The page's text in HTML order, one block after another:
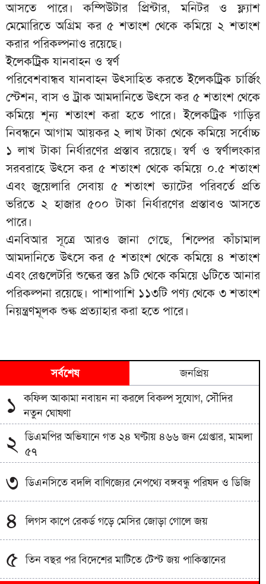
আসতে পারে। কম্পিউটার প্রিন্টার, মনিটর ও ফ্ল্যাশ
মেমোরিতে অগ্রিম কর ৫ শতাংশ থেকে কমিয়ে ২ শতাংশ
করার পরিকল্পনাও রয়েছে।
ইলেকট্রিক যানবাহন ও স্বর্ণ
পরিবেশবান্ধব যানবাহন উৎসাহিত করতে ইলেকট্রিক চার্জিং
স্টেশন, বাস ও ট্রাক আমদানিতে উৎসে কর ৫ শতাংশ থেকে
কমিয়ে শূন্য শতাংশ করা হতে পারে। ইলেকট্রিক গাড়ির
নিবন্ধনে আগাম আয়কর ২ লাখ টাকা থেকে কমিয়ে সর্বোচ্চ
১ লাখ টাকা নির্ধারণের প্রস্তাব রয়েছে। স্বর্ণ ও স্বর্ণালংকার
সরবরাহে উৎসে কর ৫ শতাংশ থেকে কমিয়ে ০.৫ শতাংশ
এবং জুয়েলারি সেবায় ৫ শতাংশ ভ্যাটের পরিবর্তে প্রতি
ভরিতে ২ হাজার ৫০০ টাকা নির্ধারণের প্রস্তাবও আসতে
পারে।
এনবিআর সূত্রে আরও জানা গেছে, শিল্পের কাঁচামাল
আমদানিতে উৎসে কর ৫ শতাংশ থেকে কমিয়ে ৪ শতাংশ
এবং রেগুলেটরি শুল্কের স্তর ৯টি থেকে কমিয়ে ৬টিতে আনার
পরিকল্পনা রয়েছে। পাশাপাশি ১১৩টি পণ্য থেকে ৩ শতাংশ
নিয়ন্ত্রণমূলক শুল্ক প্রত্যাহার করা হতে পারে।
সর্বশেষ জনপ্রিয়
১ কফিল আকামা নবায়ন না করলে বিকল্প সুযোগ, সৌদির
নতুন ঘোষণা
২
ডিএমপির অভিযানে গত ২৪ ঘণ্টায় ৪৬৬ জন গ্রেপ্তার, মামলা
৫৭
৩ ডিএনসিতে বদলি বাণিজ্যের নেপথ্যে বঙ্গবন্ধু পরিষদ ও ডিজি
৪ লিগস কাপে রেকর্ড গড়ে মেসির জোড়া গোলে জয়
৫ তিন বছর পর বিদেশের মাটিতে টেস্ট জয় পাকিস্তানের